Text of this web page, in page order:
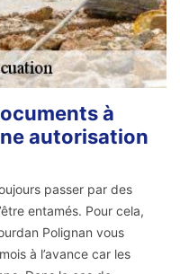
à
autorisation
passer par des
entamés. Pour cela,
Polignan vous
à l’avance car les